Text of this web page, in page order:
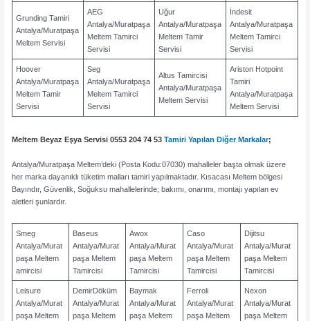
Grunding Tamiri
Antalya/Muratpaşa
Meltem Servisi
AEG
Antalya/Muratpaşa
Meltem Tamirci
Servisi
Uğur
Antalya/Muratpaşa
Meltem Tamir
Servisi
İndesit
Antalya/Muratpaşa
Meltem Tamirci
Servisi
Hoover
Antalya/Muratpaşa
Meltem Tamir
Servisi
Seg
Antalya/Muratpaşa
Meltem Tamirci
Servisi
Altus Tamircisi
Antalya/Muratpaşa
Meltem Servisi
Ariston Hotpoint
Tamiri
Antalya/Muratpaşa
Meltem Servisi
Meltem Beyaz Eşya Servisi 0553 204 74 53 Tamiri Yapılan Diğer Markalar;
Antalya/Muratpaşa Meltem’deki (Posta Kodu:07030) mahalleler başta olmak üzere
her marka dayanıklı tüketim malları tamiri yapılmaktadır. Kısacası Meltem bölgesi
Bayındır, Güvenlik, Soğuksu mahallelerinde; bakımı, onarımı, montajı yapılan ev
aletleri şunlardır.
Smeg
Antalya/Murat
paşa Meltem
amircisi
Baseus
Antalya/Murat
paşa Meltem
Tamircisi
Awox
Antalya/Murat
paşa Meltem
Tamircisi
Caso
Antalya/Murat
paşa Meltem
Tamircisi
Dijitsu
Antalya/Murat
paşa Meltem
Tamircisi
Leisure
Antalya/Murat
paşa Meltem
DemirDöküm
Antalya/Murat
paşa Meltem
Baymak
Antalya/Murat
paşa Meltem
Ferroli
Antalya/Murat
paşa Meltem
Nexon
Antalya/Murat
paşa Meltem